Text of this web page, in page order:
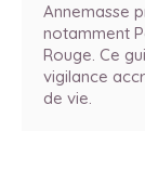
Annemasse
notamment
Rouge. Ce
vigilance
de vie.